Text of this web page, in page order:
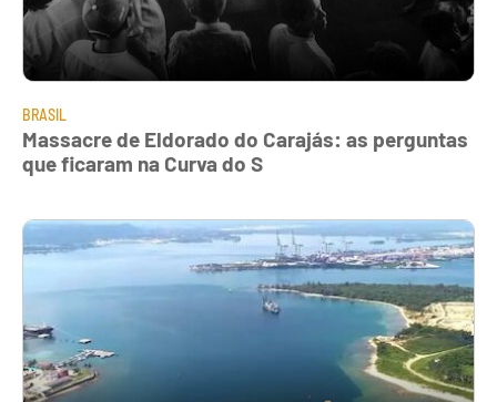
BRASIL
Massacre de Eldorado do Carajás: as perguntas
que ficaram na Curva do S